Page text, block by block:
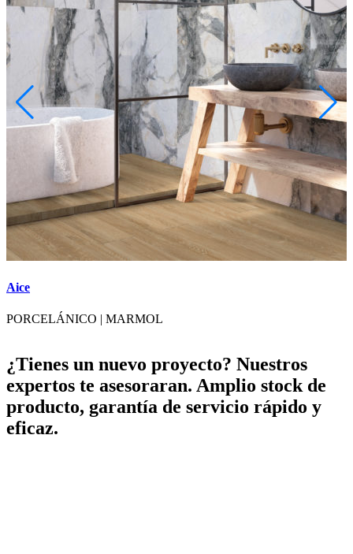
Aice
PORCELÁNICO | MARMOL
¿Tienes un nuevo proyecto? Nuestros
expertos te asesoraran. Amplio stock de
producto, garantía de servicio rápido y
eficaz.